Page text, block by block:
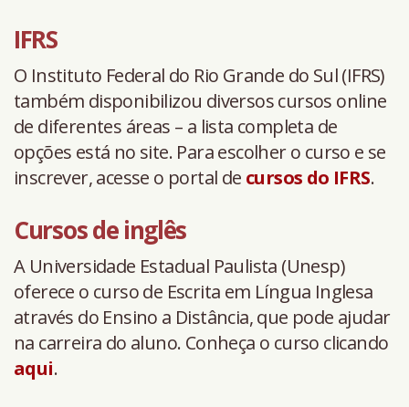
IFRS
O Instituto Federal do Rio Grande do Sul (IFRS)
também disponibilizou diversos cursos online
de diferentes áreas – a lista completa de
opções está no site. Para escolher o curso e se
inscrever, acesse o portal de cursos do IFRS.
Cursos de inglês
A Universidade Estadual Paulista (Unesp)
oferece o curso de Escrita em Língua Inglesa
através do Ensino a Distância, que pode ajudar
na carreira do aluno. Conheça o curso clicando
aqui.